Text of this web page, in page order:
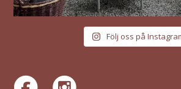
Följ oss på